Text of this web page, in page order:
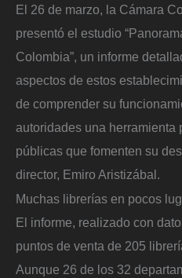
El 26 de marzo, la Cámara
presentó el estudio
Colombia”, un informe
aspectos de estos
de comprender su
autoridades una herramienta
públicas que fomenten su
director, Emiro Aristizábal.
Muchas librerías en pocos
El informe, realizado con
puntos de venta de 205
Aunque 26 de los 32